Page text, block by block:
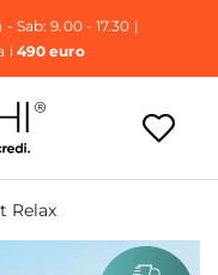
Sab: 9.00 - 17.30 |
i 490 euro
Relax